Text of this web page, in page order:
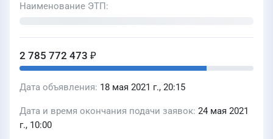
2023 гг
Наименование ЭТП
2 785 772 473 ₽
Дата объявления 18 мая 2021 г., 20:15
Дата и время окончания подачи заявок 24 мая 2021
г., 10:00